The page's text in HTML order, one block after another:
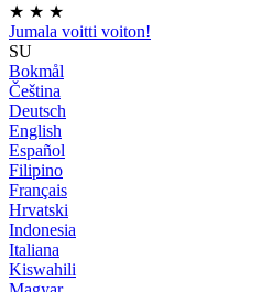
★ ★ ★
Jumala voitti voiton!
SU
Bokmål
Čeština
Deutsch
English
Español
Filipino
Français
Hrvatski
Indonesia
Italiana
Kiswahili